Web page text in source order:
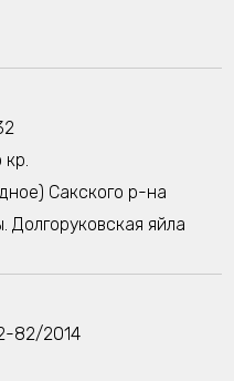
кр.
Сакского р-на
Долгоруковская яйла
82/2014